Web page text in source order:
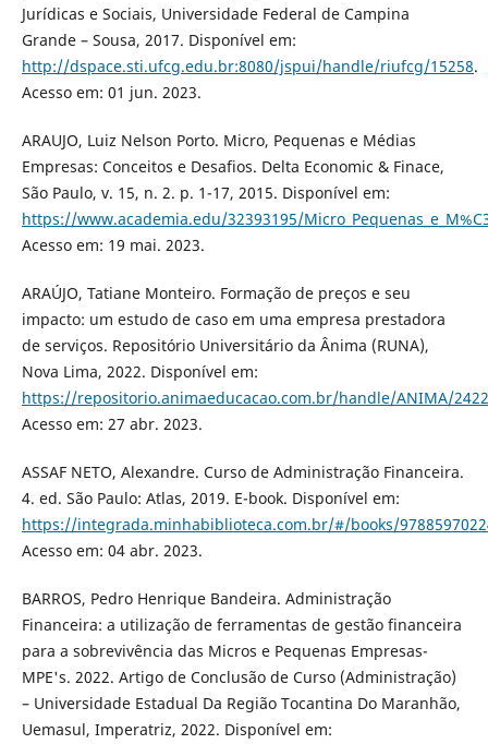
Jurídicas e Sociais, Universidade Federal de Campina
Grande – Sousa, 2017. Disponível em:
http://dspace.sti.ufcg.edu.br:8080/jspui/handle/riufcg/15258.
Acesso em: 01 jun. 2023.
ARAUJO, Luiz Nelson Porto. Micro, Pequenas e Médias
Empresas: Conceitos e Desafios. Delta Economic & Finace,
São Paulo, v. 15, n. 2. p. 1-17, 2015. Disponível em:
https://www.academia.edu/32393195/
Acesso em: 19 mai. 2023.
ARAÚJO, Tatiane Monteiro. Formação de preços e seu
impacto: um estudo de caso em uma empresa prestadora
de serviços. Repositório Universitário da Ânima (RUNA),
Nova Lima, 2022. Disponível em:
https://repositorio.animaeducacao.com.br/handle/ANIMA/
Acesso em: 27 abr. 2023.
ASSAF NETO, Alexandre. Curso de Administração Financeira.
4. ed. São Paulo: Atlas, 2019. E-book. Disponível em:
https://integrada.minhabiblioteca.com.br/#/books/
Acesso em: 04 abr. 2023.
BARROS, Pedro Henrique Bandeira. Administração
Financeira: a utilização de ferramentas de gestão financeira
para a sobrevivência das Micros e Pequenas Empresas-
MPE's. 2022. Artigo de Conclusão de Curso (Administração)
– Universidade Estadual Da Região Tocantina Do Maranhão,
Uemasul, Imperatriz, 2022. Disponível em: